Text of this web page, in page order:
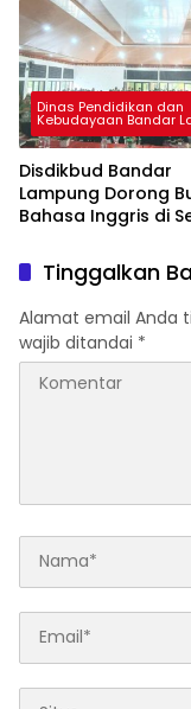
Dinas Pendidikan dan
Kebudayaan Bandar
Disdikbud Bandar
Lampung Dorong
Bahasa Inggris di
Berprestasi
Tinggalkan
Alamat email Anda
wajib ditandai *